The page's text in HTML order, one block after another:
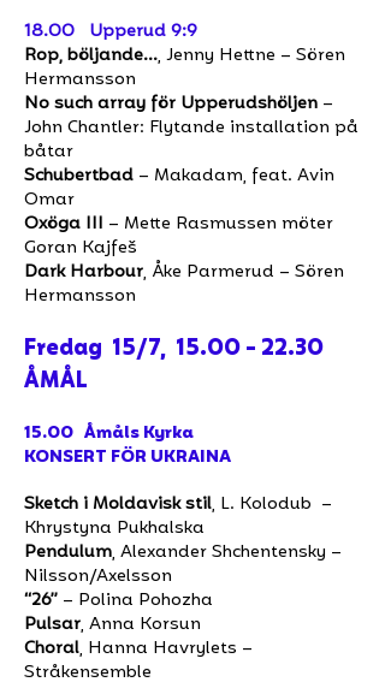
18.00 Upperud 9:9
Rop, böljande…, Jenny Hettne – Sören
Hermansson
No such array för Upperudshöljen –
John Chantler: Flytande installation på
båtar
Schubertbad – Makadam, feat. Avin
Omar
Oxöga III – Mette Rasmussen möter
Goran Kajfeš
Dark Harbour, Åke Parmerud – Sören
Hermansson
Fredag 15/7, 15.00 - 22.30
ÅMÅL
15.00 Åmåls Kyrka
KONSERT FÖR UKRAINA
Sketch i Moldavisk stil, L. Kolodub –
Khrystyna Pukhalska
Pendulum, Alexander Shchentensky –
Nilsson/Axelsson
“26” – Polina Pohozha
Pulsar, Anna Korsun
Choral, Hanna Havrylets –
Stråkensemble